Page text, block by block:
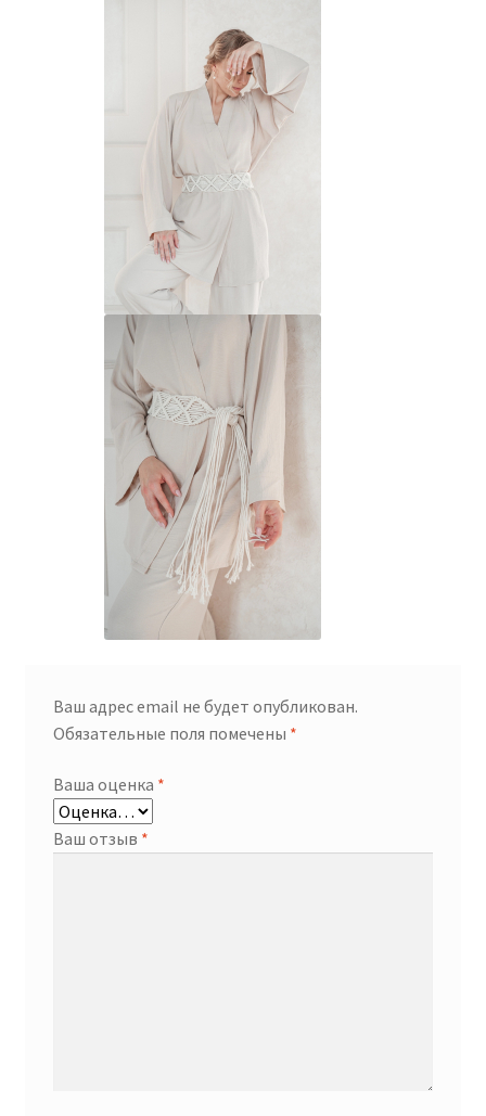
Ваш адрес email не будет опубликован.
Обязательные поля помечены *
Ваша оценка *
Ваш отзыв *